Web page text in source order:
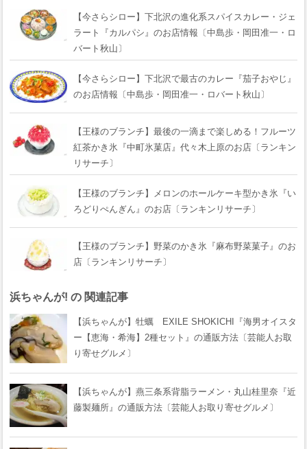
【今さらシロー】下北沢の進化系スパイスカレー・ジェ
ラート『カルパシ』のお店情報〔中島歩・岡田准一・ロ
バート秋山〕
【今さらシロー】下北沢で最古のカレー『茄子おやじ』
のお店情報〔中島歩・岡田准一・ロバート秋山〕
【王様のブランチ】最後の一滴まで楽しめる！フルーツ
紅茶かき氷『中町氷菓店』代々木上原のお店〔ランキン
リサーチ〕
【王様のブランチ】メロンのホールケーキ型かき氷『い
ろどりぺんぎん』のお店〔ランキンリサーチ〕
【王様のブランチ】野菜のかき氷『麻布野菜菓子』のお
店〔ランキンリサーチ〕
浜ちゃんが! の 関連記事
【浜ちゃんが】牡蠣 EXILE SHOKICHI『海男オイスタ
ー【恵海・希海】2種セット』の通販方法〔芸能人お取
り寄せグルメ〕
【浜ちゃんが】燕三条系背脂ラーメン・丸山桂里奈『近
藤製麺所』の通販方法〔芸能人お取り寄せグルメ〕